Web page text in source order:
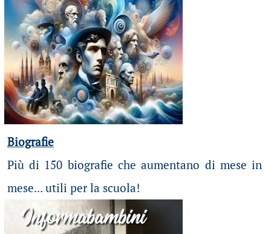
Biografie
Più di 150 biografie che aumentano di mese in
mese... utili per la scuola!